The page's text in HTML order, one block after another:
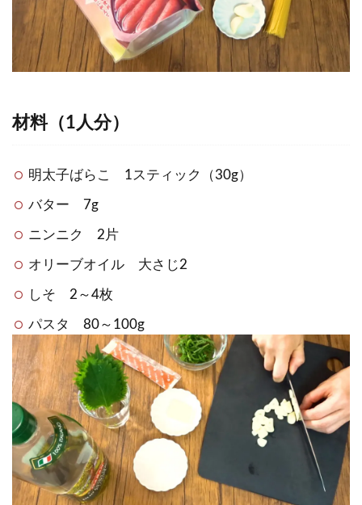
材料（1人分）
明太子ばらこ 1スティック（30g）
バター 7g
ニンニク 2片
オリーブオイル 大さじ2
しそ 2～4枚
パスタ 80～100g